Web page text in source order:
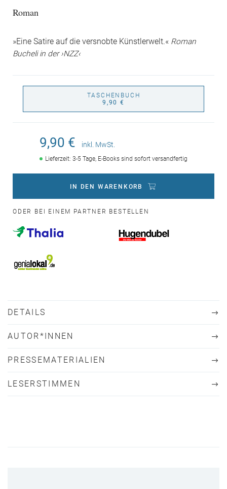
Roman
»Eine Satire auf die versnobte Künstlerwelt.« Roman
Bucheli in der ›NZZ‹
TASCHENBUCH
9,90 €
9,90 € inkl. MwSt.
Lieferzeit: 3-5 Tage, E-Books sind sofort versandfertig
IN DEN WARENKORB
ODER BEI EINEM PARTNER BESTELLEN
DETAILS
AUTOR*INNEN
PRESSEMATERIALIEN
LESERSTIMMEN